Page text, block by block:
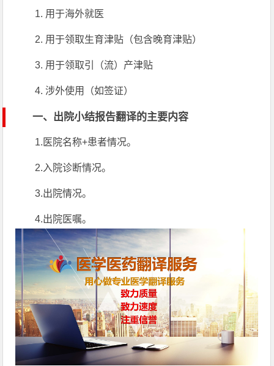
1. 用于海外就医
2. 用于领取生育津贴（包含晚育津贴）
3. 用于领取引（流）产津贴
4. 涉外使用（如签证）
一、出院小结报告翻译的主要内容
1.医院名称+患者情况。
2.入院诊断情况。
3.出院情况。
4.出院医嘱。